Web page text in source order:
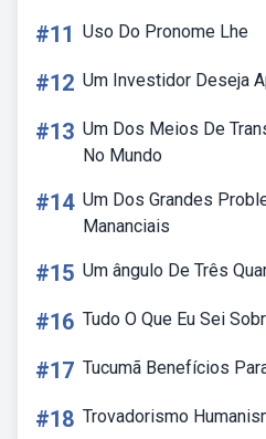
#11 Uso Do Pronome Lhe
#12 Um Investidor Deseja
#13 Um Dos Meios De
No Mundo
#14 Um Dos Grandes
Mananciais
#15 Um ângulo De Três
#16 Tudo O Que Eu Sei
#17 Tucumã Benefícios
#18 Trovadorismo